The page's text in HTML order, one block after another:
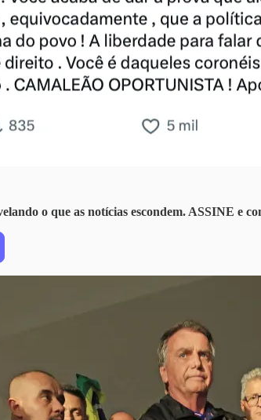
o que as notícias escondem. ASSINE e